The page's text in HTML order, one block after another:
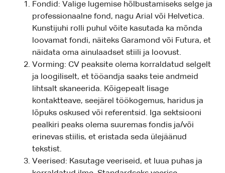
Fondid: Valige lugemise hõlbustamiseks selge ja
professionaalne fond, nagu Arial või Helvetica.
Kunstijuhi rolli puhul võite kasutada ka mõnda
loovamat fondi, näiteks Garamond või Futura, et
näidata oma ainulaadset stiili ja loovust.
Vorming: CV peaksite olema korraldatud selgelt
ja loogiliselt, et tööandja saaks teie andmeid
lihtsalt skaneerida. Kõigepealt lisage
kontaktteave, seejärel töökogemus, haridus ja
lõpuks oskused või referentsid. Iga sektsiooni
pealkiri peaks olema suuremas fondis ja/või
erinevas stiilis, et eristada seda ülejäänud
tekstist.
Veerised: Kasutage veeriseid, et luua puhas ja